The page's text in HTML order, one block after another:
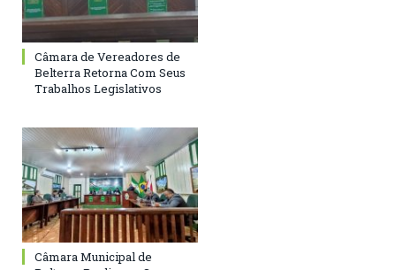
Câmara de Vereadores de
Belterra Retorna Com Seus
Trabalhos Legislativos
Câmara Municipal de